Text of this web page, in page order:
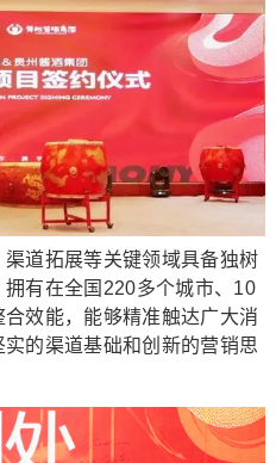
道拓展等关键领域具备独树
有在全国220多个城市、10
效能，能够精准触达广大消
的渠道基础和创新的营销思